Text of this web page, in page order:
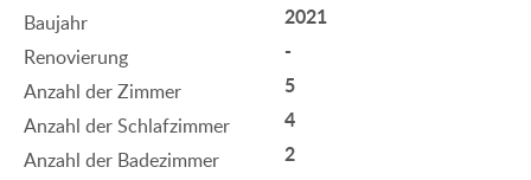
Baujahr 2021
Renovierung -
Anzahl der Zimmer 5
Anzahl der Schlafzimmer 4
Anzahl der Badezimmer 2